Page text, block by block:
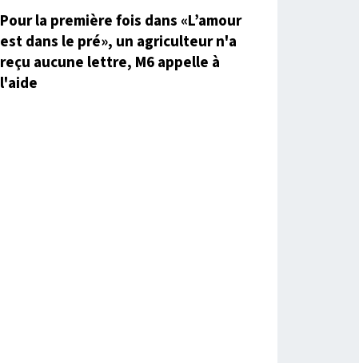
Pour la première fois dans «L’amour
est dans le pré», un agriculteur n'a
reçu aucune lettre, M6 appelle à
l'aide